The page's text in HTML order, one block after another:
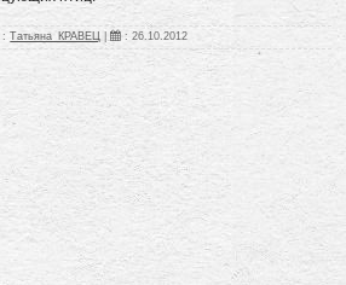
:Татьяна_КРАВЕЦ | :26.10.2012